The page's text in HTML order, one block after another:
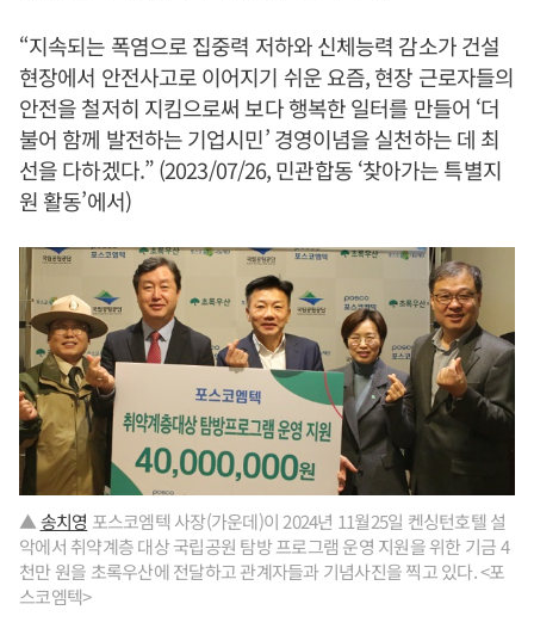
“지속되는 폭염으로 집중력 저하와 신체능력 감소가 건설
현장에서 안전사고로 이어지기 쉬운 요즘, 현장 근로자들의
안전을 철저히 지킴으로써 보다 행복한 일터를 만들어 ‘더
불어 함께 발전하는 기업시민’ 경영이념을 실천하는 데 최
선을 다하겠다.” (2023/07/26, 민관합동 ‘찾아가는 특별지
원 활동’에서)
▲송치영 포스코엠텍 사장(가운데)이 2024년 11월25일 켄싱턴호텔 설
악에서 취약계층 대상 국립공원 탐방 프로그램 운영 지원을 위한 기금 4
천만 원을 초록우산에 전달하고 관계자들과 기념사진을 찍고 있다. <포
스코엠텍>